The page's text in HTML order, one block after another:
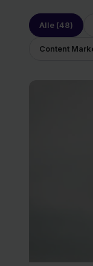
Alle (48)
Content